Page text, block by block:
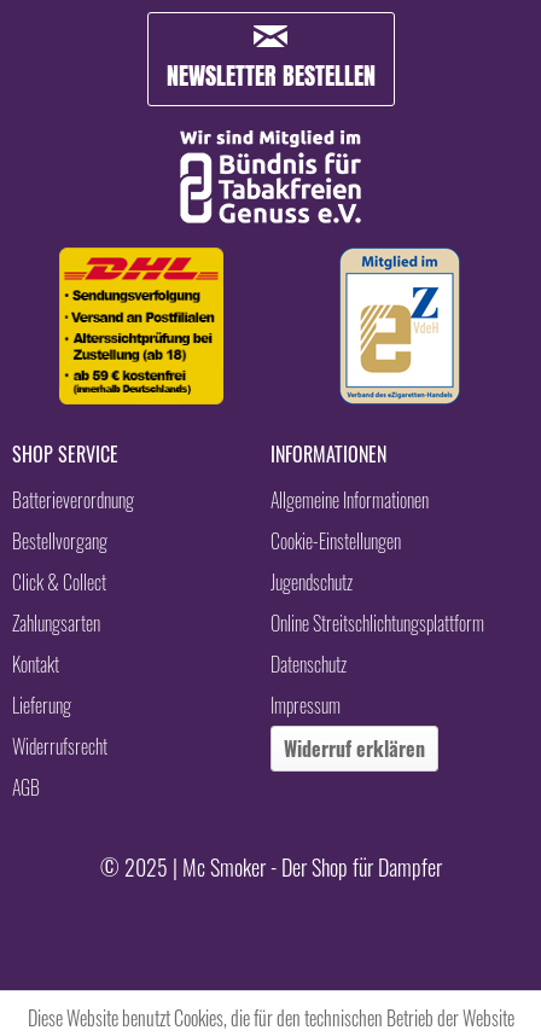
NEWSLETTER BESTELLEN
SHOP SERVICE
Batterieverordnung
Bestellvorgang
Click & Collect
Zahlungsarten
Kontakt
Lieferung
Widerrufsrecht
AGB
INFORMATIONEN
Allgemeine Informationen
Cookie-Einstellungen
Jugendschutz
Online Streitschlichtungsplattform
Datenschutz
Impressum
Widerruf erklären
© 2025 | Mc Smoker - Der Shop für Dampfer
Diese Website benutzt Cookies, die für den technischen Betrieb der Website